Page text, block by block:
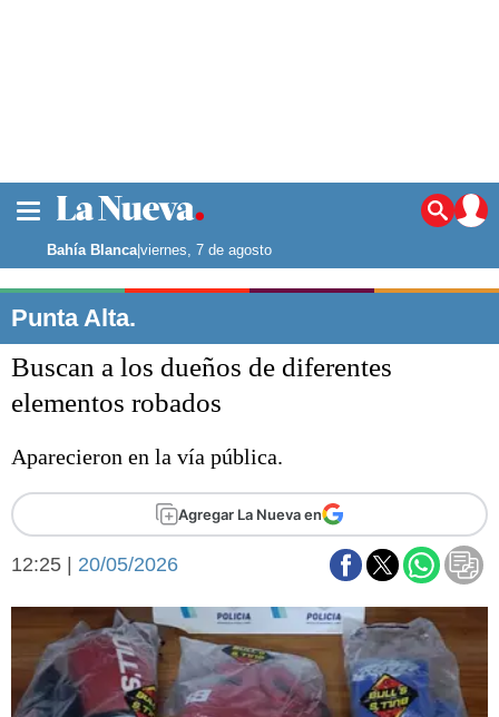
Noticias
La ciudad
Punta Alta
El mundo
Deportes
Escenario Olímpico
Básquetbol
Fútbol
Arte y cultura
Cines
Economía y campo
Economía y finanzas
Con el campo
Bahía Blanca|viernes, 7 de agosto
Punta Alta.
Buscan a los dueños de diferentes
elementos robados
Aparecieron en la vía pública.
Agregar La Nueva en
12:25 | 20/05/2026